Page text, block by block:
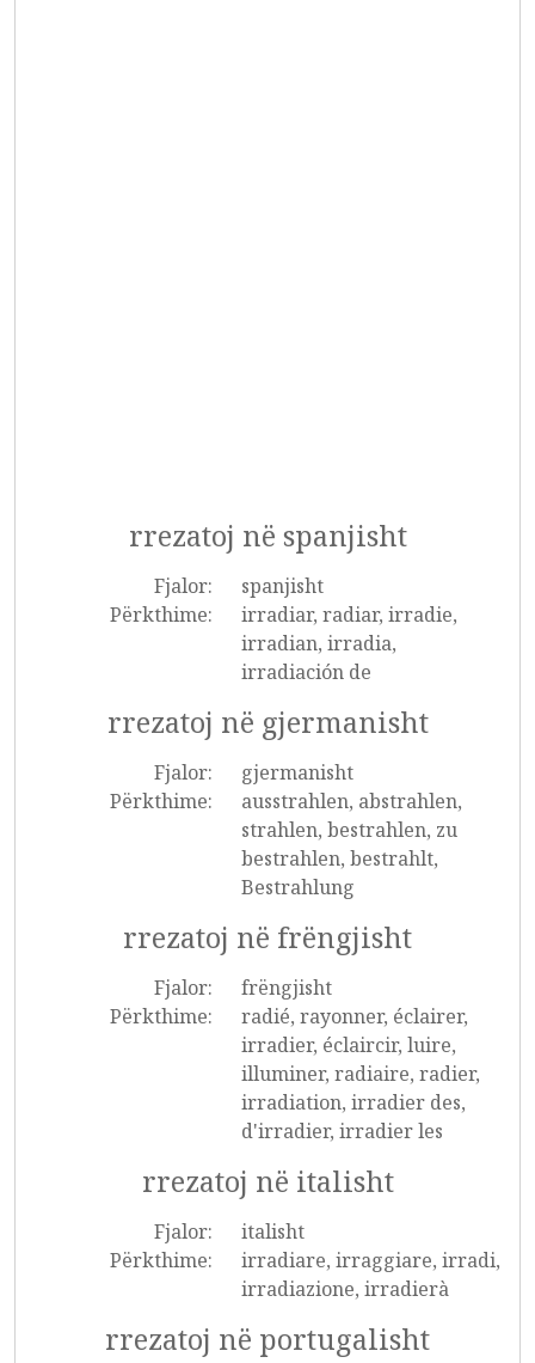
rrezatoj në spanjisht
Fjalor:
spanjisht
Përkthime:
irradiar, radiar, irradie,
irradian, irradia,
irradiación de
rrezatoj në gjermanisht
Fjalor:
gjermanisht
Përkthime:
ausstrahlen, abstrahlen,
strahlen, bestrahlen, zu
bestrahlen, bestrahlt,
Bestrahlung
rrezatoj në frëngjisht
Fjalor:
frëngjisht
Përkthime:
radié, rayonner, éclairer,
irradier, éclaircir, luire,
illuminer, radiaire, radier,
irradiation, irradier des,
d'irradier, irradier les
rrezatoj në italisht
Fjalor:
italisht
Përkthime:
irradiare, irraggiare, irradi,
irradiazione, irradierà
rrezatoj në portugalisht